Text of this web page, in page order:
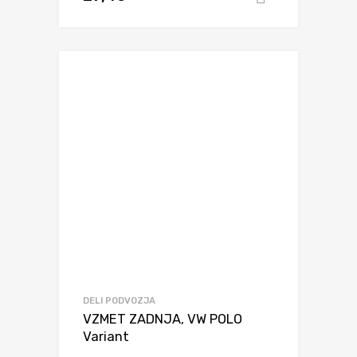
DELI PODVOZJA
VZMET ZADNJA, VW POLO
Variant